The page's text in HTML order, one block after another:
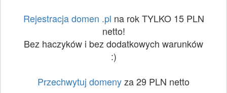
Rejestracja domen .pl na rok TYLKO 15 PLN
netto!
Bez haczyków i bez dodatkowych warunków
:)
Przechwytuj domenyza 29 PLN netto